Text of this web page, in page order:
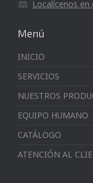
Localícenos en
Menú
INICIO
SERVICIOS
NUESTROS
EQUIPO HUMANO
CATÁLOGO
ATENCIÓN AL